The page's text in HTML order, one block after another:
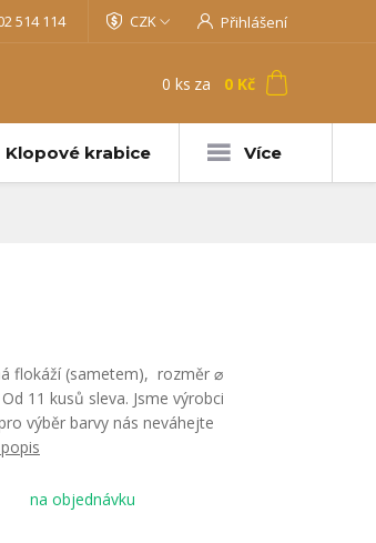
CZK Přihlášení
514 114
0 ks za 0 Kč
Klopové krabice Více
flokáží (sametem), rozměr ⌀
11 kusů sleva. Jsme výrobci
výběr barvy nás neváhejte
na objednávku